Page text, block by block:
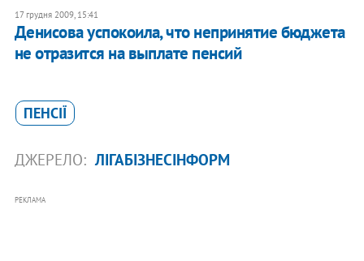
17 грудня 2009, 15:41
Денисова успокоила, что непринятие бюджета
не отразится на выплате пенсий
ПЕНСІЇ
ДЖЕРЕЛО: ЛІГАБІЗНЕСІНФОРМ
РЕКЛАМА